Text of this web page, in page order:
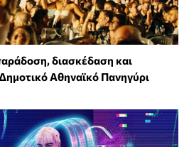
διασκέδαση και
Αθηναϊκό Πανηγύρι